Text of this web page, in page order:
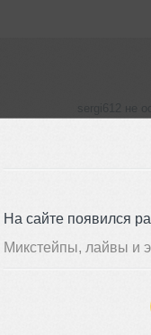
На сайте появился
Микстейпы, лайвы и